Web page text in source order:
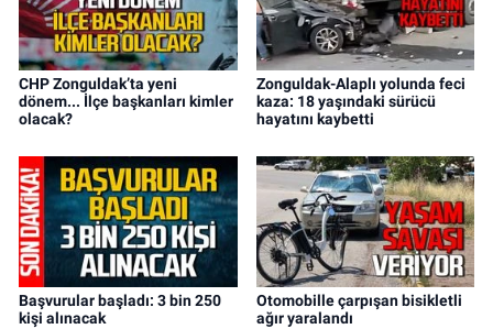
CHP Zonguldak’ta yeni
dönem... İlçe başkanları kimler
olacak?
Zonguldak-Alaplı yolunda feci
kaza: 18 yaşındaki sürücü
hayatını kaybetti
Başvurular başladı: 3 bin 250
kişi alınacak
Otomobille çarpışan bisikletli
ağır yaralandı